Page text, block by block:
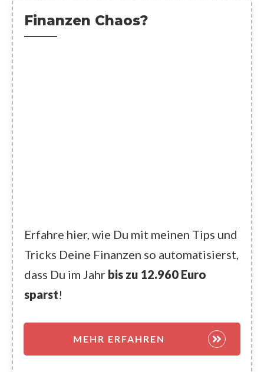
Finanzen Chaos?
Erfahre hier, wie Du mit meinen Tips und
Tricks Deine Finanzen so automatisierst,
dass Du im Jahr bis zu 12.960 Euro
sparst!
MEHR ERFAHREN